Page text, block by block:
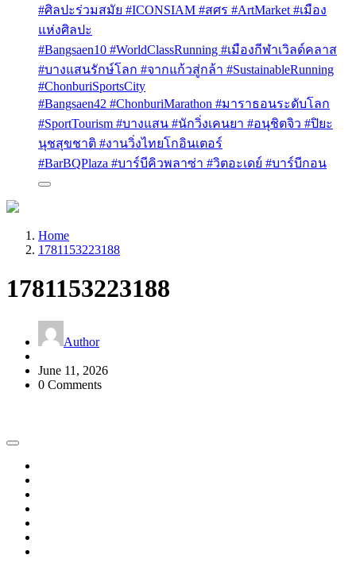
#ศิลปะร่วมสมัย #ICONSIAM #สศร #ArtMarket #เมือง
แห่งศิลปะ
#Bangsaen10 #WorldClassRunning #เมืองกีฬาเวิลด์คลาส
#บางแสนรักษ์โลก #จากแก้วสู่กล้า #SustainableRunning
#ChonburiSportsCity
#Bangsaen42 #ChonburiMarathon #มาราธอนระดับโลก
#SportTourism #บางแสน #นักวิ่งเคนยา #อนุชิตจิว #ปิยะ
นุชสุขชาติ #งานวิ่งไทยโกอินเตอร์
#BarBQPlaza #บาร์บีคิวพลาซ่า #วิตอะเดย์ #บาร์บีกอน
Home
1781153223188
1781153223188
Author
June 11, 2026
0 Comments